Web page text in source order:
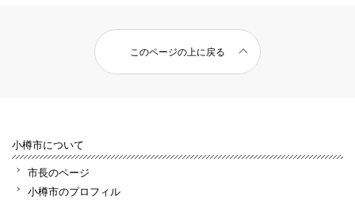
このページの上に戻る
小樽市について
市長のページ
小樽市のプロフィル